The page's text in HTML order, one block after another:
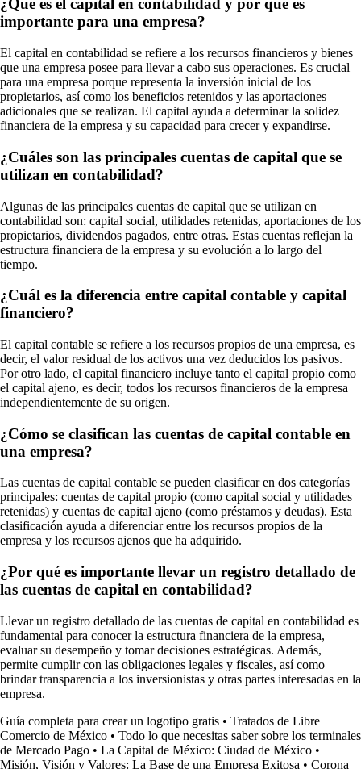
¿Qué es el capital en contabilidad y por qué es
importante para una empresa?
El capital en contabilidad se refiere a los recursos financieros y bienes
que una empresa posee para llevar a cabo sus operaciones. Es crucial
para una empresa porque representa la inversión inicial de los
propietarios, así como los beneficios retenidos y las aportaciones
adicionales que se realizan. El capital ayuda a determinar la solidez
financiera de la empresa y su capacidad para crecer y expandirse.
¿Cuáles son las principales cuentas de capital que se
utilizan en contabilidad?
Algunas de las principales cuentas de capital que se utilizan en
contabilidad son: capital social, utilidades retenidas, aportaciones de los
propietarios, dividendos pagados, entre otras. Estas cuentas reflejan la
estructura financiera de la empresa y su evolución a lo largo del
tiempo.
¿Cuál es la diferencia entre capital contable y capital
financiero?
El capital contable se refiere a los recursos propios de una empresa, es
decir, el valor residual de los activos una vez deducidos los pasivos.
Por otro lado, el capital financiero incluye tanto el capital propio como
el capital ajeno, es decir, todos los recursos financieros de la empresa
independientemente de su origen.
¿Cómo se clasifican las cuentas de capital contable en
una empresa?
Las cuentas de capital contable se pueden clasificar en dos categorías
principales: cuentas de capital propio (como capital social y utilidades
retenidas) y cuentas de capital ajeno (como préstamos y deudas). Esta
clasificación ayuda a diferenciar entre los recursos propios de la
empresa y los recursos ajenos que ha adquirido.
¿Por qué es importante llevar un registro detallado de
las cuentas de capital en contabilidad?
Llevar un registro detallado de las cuentas de capital en contabilidad es
fundamental para conocer la estructura financiera de la empresa,
evaluar su desempeño y tomar decisiones estratégicas. Además,
permite cumplir con las obligaciones legales y fiscales, así como
brindar transparencia a los inversionistas y otras partes interesadas en la
empresa.
Guía completa para crear un logotipo gratis • Tratados de Libre
Comercio de México • Todo lo que necesitas saber sobre los terminales
de Mercado Pago • La Capital de México: Ciudad de México •
Misión, Visión y Valores: La Base de una Empresa Exitosa • Corona